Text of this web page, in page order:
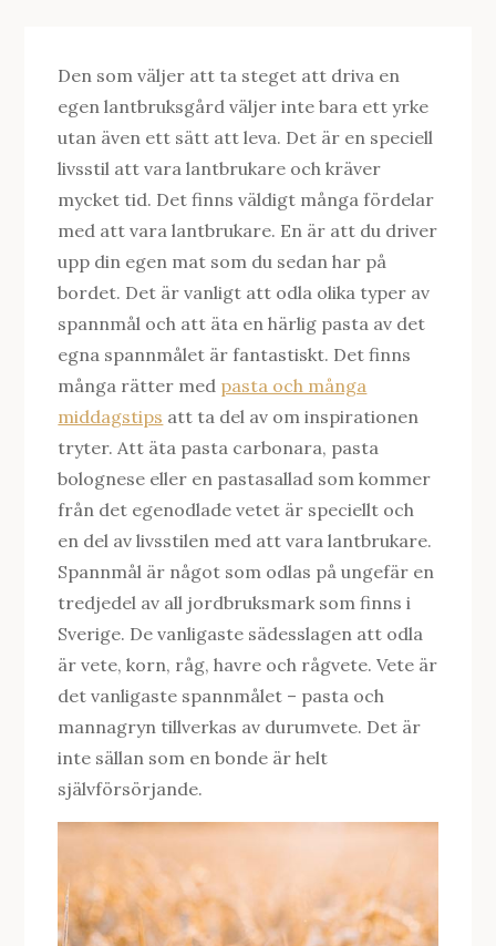
Den som väljer att ta steget att driva en
egen lantbruksgård väljer inte bara ett yrke
utan även ett sätt att leva. Det är en speciell
livsstil att vara lantbrukare och kräver
mycket tid. Det finns väldigt många fördelar
med att vara lantbrukare. En är att du driver
upp din egen mat som du sedan har på
bordet. Det är vanligt att odla olika typer av
spannmål och att äta en härlig pasta av det
egna spannmålet är fantastiskt. Det finns
många rätter med pasta och många
middagstips att ta del av om inspirationen
tryter. Att äta pasta carbonara, pasta
bolognese eller en pastasallad som kommer
från det egenodlade vetet är speciellt och
en del av livsstilen med att vara lantbrukare.
Spannmål är något som odlas på ungefär en
tredjedel av all jordbruksmark som finns i
Sverige. De vanligaste sädesslagen att odla
är vete, korn, råg, havre och rågvete. Vete är
det vanligaste spannmålet – pasta och
mannagryn tillverkas av durumvete. Det är
inte sällan som en bonde är helt
självförsörjande.